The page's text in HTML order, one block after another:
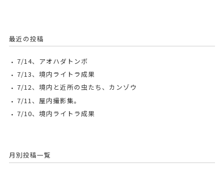
最近の投稿
7/14、アオハダトンボ
7/13、境内ライトラ成果
7/12、境内と近所の虫たち、カンゾウ
7/11、屋内撮影集。
7/10、境内ライトラ成果
月別投稿一覧